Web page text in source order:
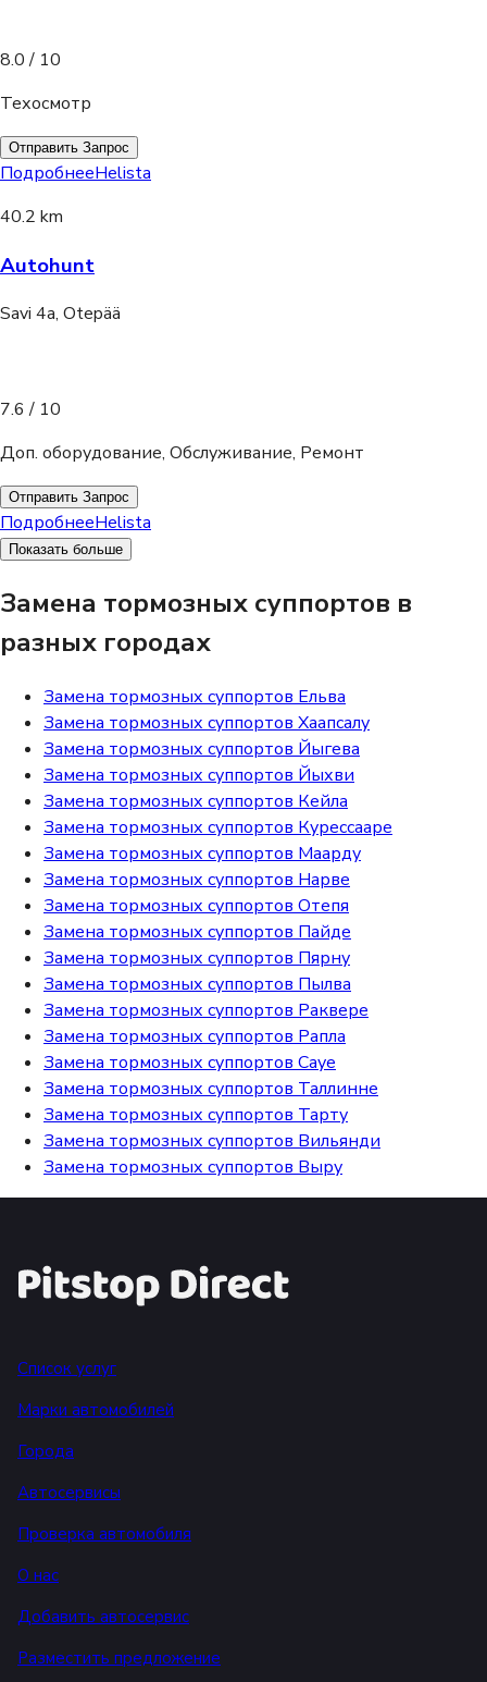
8.0 / 10
Техосмотр
Отправить Запрос
ПодробнееHelista
40.2 km
Autohunt
Savi 4a, Otepää
7.6 / 10
Доп. оборудование, Обслуживание, Ремонт
Отправить Запрос
ПодробнееHelista
Показать больше
Замена тормозных суппортов в
разных городах
Замена тормозных суппортов Ельва
Замена тормозных суппортов Хаапсалу
Замена тормозных суппортов Йыгева
Замена тормозных суппортов Йыхви
Замена тормозных суппортов Кейла
Замена тормозных суппортов Курессааре
Замена тормозных суппортов Маарду
Замена тормозных суппортов Нарве
Замена тормозных суппортов Отепя
Замена тормозных суппортов Пайде
Замена тормозных суппортов Пярну
Замена тормозных суппортов Пылва
Замена тормозных суппортов Раквере
Замена тормозных суппортов Рапла
Замена тормозных суппортов Сауе
Замена тормозных суппортов Таллинне
Замена тормозных суппортов Тарту
Замена тормозных суппортов Вильянди
Замена тормозных суппортов Выру
Список услуг
Марки автомобилей
Города
Автосервисы
Проверка автомобиля
О нас
Добавить автосервис
Разместить предложение